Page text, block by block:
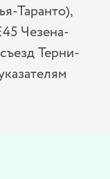
Таранто),
Чезена-
Терни-